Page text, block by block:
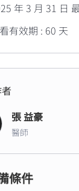
年 3 月 31 日
有效期 : 60 天
張 益豪
醫師
條件